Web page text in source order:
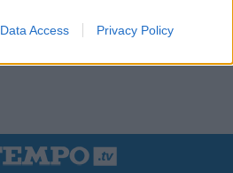
Data Access Privacy Policy